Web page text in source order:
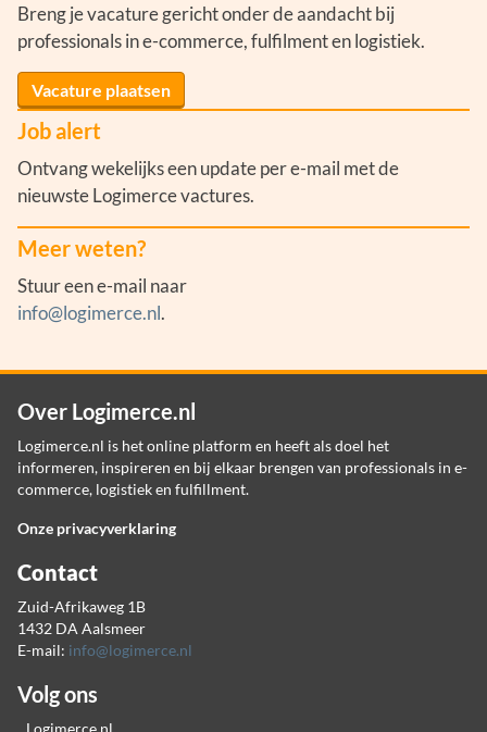
Breng je vacature gericht onder de aandacht bij
professionals in e-commerce, fulfilment en logistiek.
Vacature plaatsen
Job alert
Ontvang wekelijks een update per e-mail met de
nieuwste Logimerce vactures.
Meer weten?
Stuur een e-mail naar
info@logimerce.nl.
Over Logimerce.nl
Logimerce.nl is het online platform en heeft als doel het
informeren, inspireren en bij elkaar brengen van professionals in e-
commerce, logistiek en fulfillment.
Onze privacyverklaring
Contact
Zuid-Afrikaweg 1B
1432 DA Aalsmeer
E-mail: info@logimerce.nl
Volg ons
Logimerce.nl